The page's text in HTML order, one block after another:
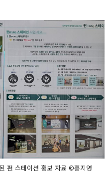
펀 스테이션 홍보 자료 ©홍지영